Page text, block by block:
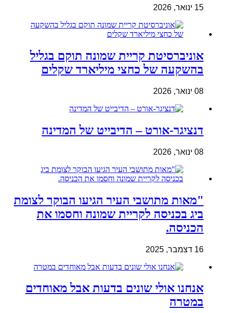
15 ינואר, 2026
אוניברסיטת קריית שמונה תוקם בגליל
בהשקעה של כחצי מיליארד שקלים
08 ינואר, 2026
דנציגר-אורט – הדיבייט של המדינה
08 ינואר, 2026
"מאות מתושבי העיר הגיעו הבוקר לצומת
ביג בכניסה לקריית שמונה וחסמו את
הכניסה.
16 דצמבר, 2025
אנחנו אולי שונים בדעות אבל מאוחדים
במטרה